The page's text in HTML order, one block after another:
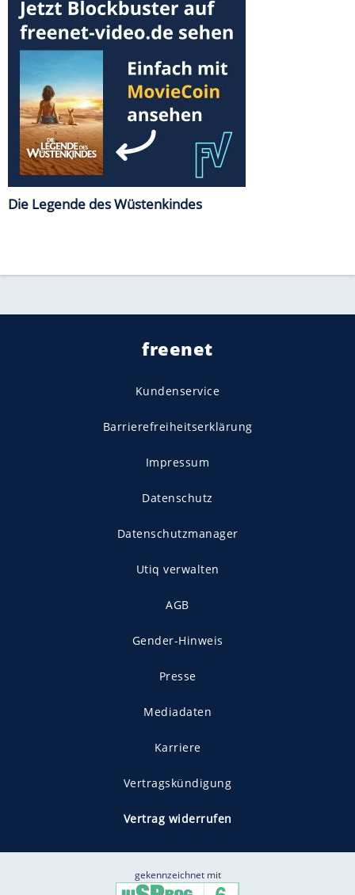
Die Legende des Wüstenkindes
freenet
Kundenservice
Barrierefreiheitserklärung
Impressum
Datenschutz
Datenschutzmanager
Utiq verwalten
AGB
Gender-Hinweis
Presse
Mediadaten
Karriere
Vertragskündigung
Vertrag widerrufen
gekennzeichnet mit